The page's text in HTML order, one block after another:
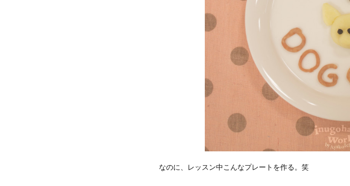
なのに、レッスン中こんなプレートを作る。笑